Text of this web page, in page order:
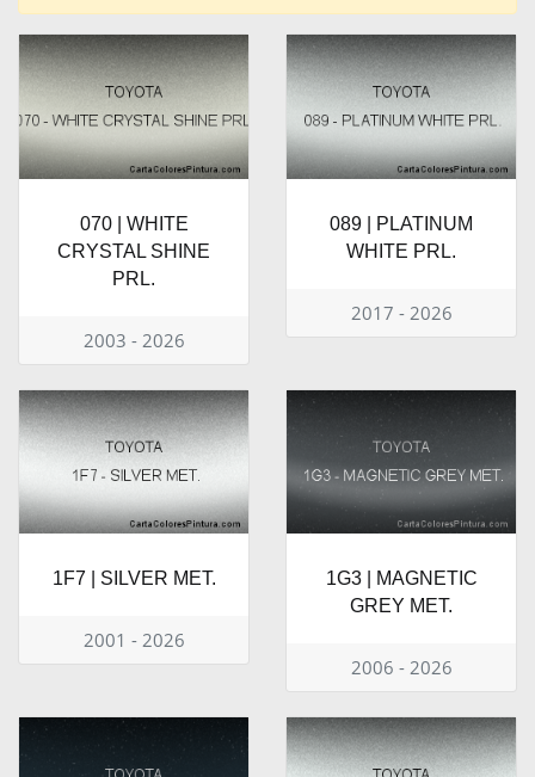
070 | WHITE
CRYSTAL SHINE
PRL.
2003 - 2026
089 | PLATINUM
WHITE PRL.
2017 - 2026
1F7 | SILVER MET.
2001 - 2026
1G3 | MAGNETIC
GREY MET.
2006 - 2026